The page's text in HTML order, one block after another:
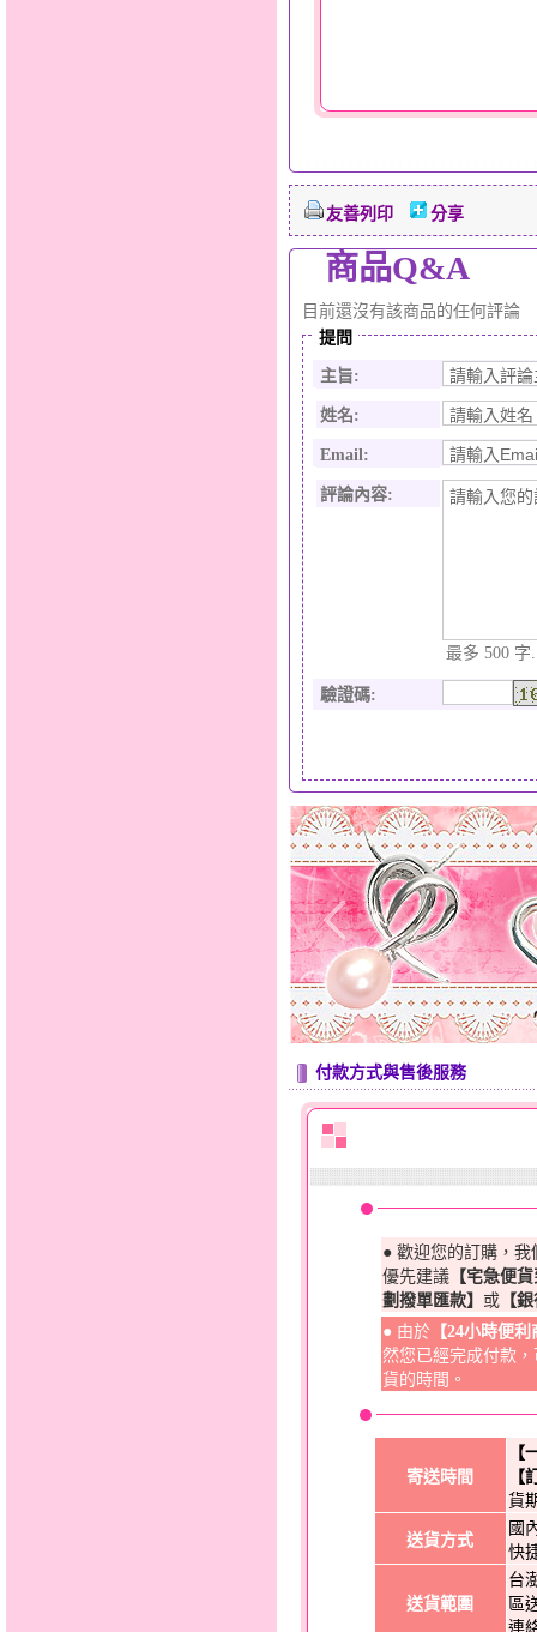
友善列印 分享
商品Q&A
目前還沒有該商品的任何評論
提問
主旨:
姓名:
Email:
評論內容:
最多 500 字.
驗證碼:
付款方式與售後服務
● 歡迎您的訂購，
優先建議 【宅急便
劃撥單匯款】 或 【
● 由於 【24小時便
然您已經完成付款
貨的時間。
寄送時間
【
【
貨
送貨方式
國
快
送貨範圍
台
區
連